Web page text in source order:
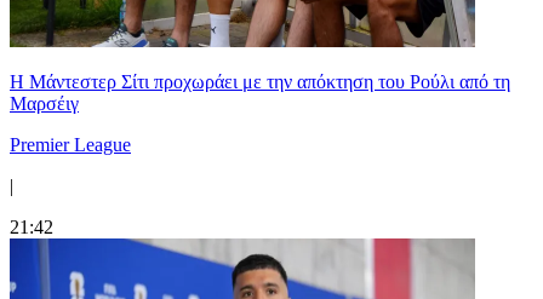
Η Μάντεστερ Σίτι προχωράει με την απόκτηση του Ρούλι από τη
Μαρσέιγ
Premier League
|
21:42